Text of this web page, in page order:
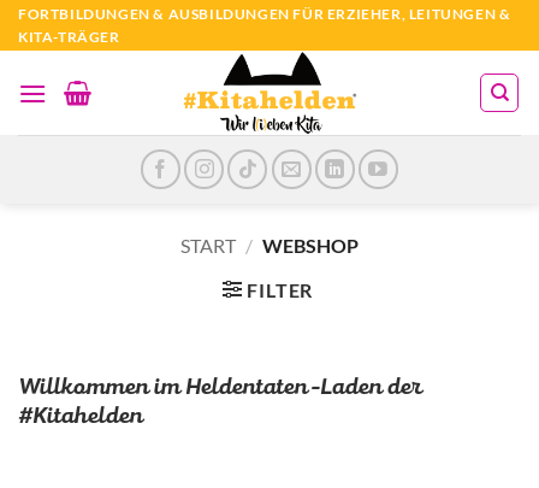
Zum
Inhalt
FORTBILDUNGEN & AUSBILDUNGEN FÜR ERZIEHER, LEITUNGEN &
KITA-TRÄGER
START / WEBSHOP
FILTER
Willkommen im Heldentaten-Laden der
#Kitahelden